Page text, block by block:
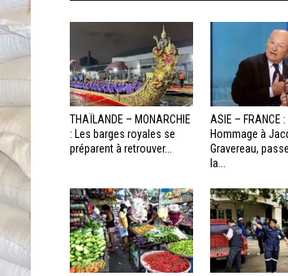
THAÏLANDE – MONARCHIE
: Les barges royales se
préparent à retrouver...
ASIE – FRANCE :
Hommage à
Gravereau,
la...